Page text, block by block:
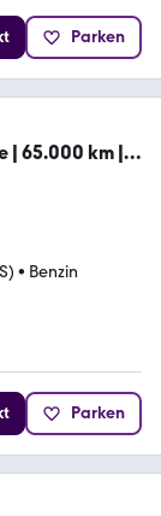
Parken
| 65.000 km |
• Benzin
Parken